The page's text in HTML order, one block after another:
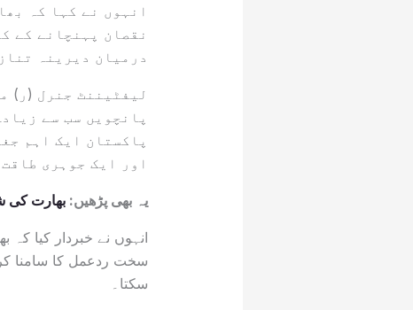
انہوں نے کہا کہ
نقصان پہنچانے کے
درمیان دیرینہ
لیفٹیننٹ جنرل (ر)
پانچویں سب سے
پاکستان ایک اہم
اور ایک جوہری طاقت
یہ بھی پڑھیں: بھارت کی
انہوں نے خبردار کیا
سخت ردعمل کا سامنا
سکتا۔